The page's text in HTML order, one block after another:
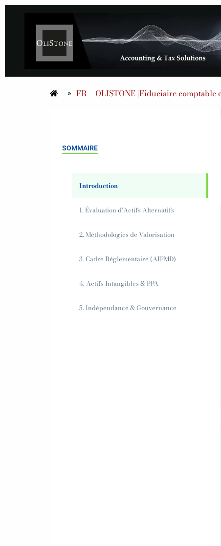
» FR – OLISTONE |Fiduciaire comptable
SOMMAIRE
Introduction
1. Évaluation d'Actifs Alternatifs
2. Méthodologies de Valorisation
3. Cadre Réglementaire (AIFMD)
4. Actifs Intangibles & PPA
5. Indépendance & Gouvernance